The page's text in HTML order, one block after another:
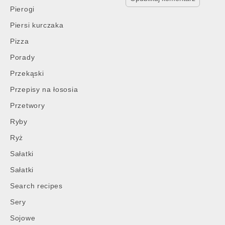
Pierogi
Piersi kurczaka
Pizza
Porady
Przekąski
Przepisy na łososia
Przetwory
Ryby
Ryż
Sałatki
Sałatki
Search recipes
Sery
Sojowe